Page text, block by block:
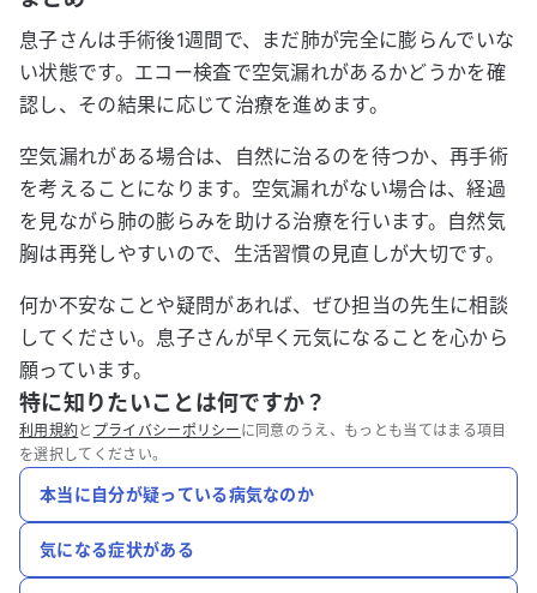
息子さんは手術後1週間で、まだ肺が完全に膨らんでいな
い状態です。エコー検査で空気漏れがあるかどうかを確
認し、その結果に応じて治療を進めます。
空気漏れがある場合は、自然に治るのを待つか、再手術
を考えることになります。空気漏れがない場合は、経過
を見ながら肺の膨らみを助ける治療を行います。自然気
胸は再発しやすいので、生活習慣の見直しが大切です。
何か不安なことや疑問があれば、ぜひ担当の先生に相談
してください。息子さんが早く元気になることを心から
願っています。
特に知りたいことは何ですか？
利用規約と プライバシーポリシー に同意のうえ、もっとも当てはまる項目
を選択してください。
本当に自分が疑っている病気なのか
気になる症状がある